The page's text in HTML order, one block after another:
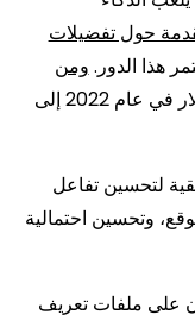
حول تفضيلات
هذا الدور. ومن
من 19 مليار دولار في عام 2022 إلى
لتحسين تفاعل
وتحسين احتمالية
على ملفات تعريف